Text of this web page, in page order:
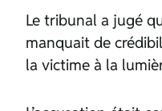
Le tribunal a jugé
manquait de
la victime à la